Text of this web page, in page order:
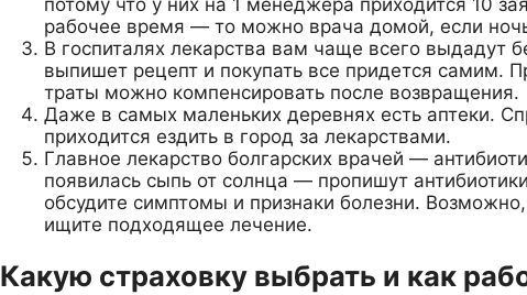
рабочее время — то можно врача домой, если
В госпиталях лекарства вам чаще всего выдадут
выпишет рецепт и покупать все придется самим.
траты можно компенсировать после возвращения.
Даже в самых маленьких деревнях есть аптеки.
приходится ездить в город за лекарствами.
Главное лекарство болгарских врачей —
появилась сыпь от солнца — пропишут
обсудите симптомы и признаки болезни.
ищите подходящее лечение.
Какую страховку выбрать и как